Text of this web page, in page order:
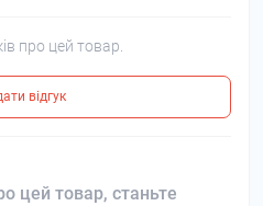
про цей товар.
відгук
цей товар, станьте